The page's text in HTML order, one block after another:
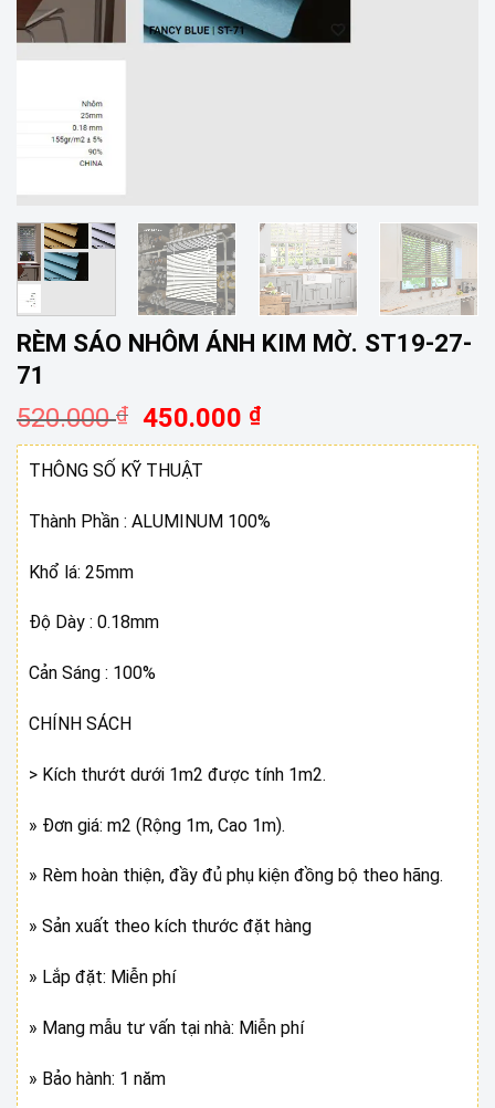
RÈM SÁO NHÔM ÁNH KIM MỜ. ST19-27-
71
520.000₫
Giá
gốc
là:
450.000 ₫Giá
hiện
450.000 ₫.
THÔNG SỐ KỸ THUẬT
Thành Phần : ALUMINUM 100%
Khổ lá: 25mm
Độ Dày : 0.18mm
Cản Sáng : 100%
CHÍNH SÁCH
> Kích thướt dưới 1m2 được tính 1m2.
» Đơn giá: m2 (Rộng 1m, Cao 1m).
» Rèm hoàn thiện, đầy đủ phụ kiện đồng bộ theo hãng.
» Sản xuất theo kích thước đặt hàng
» Lắp đặt: Miễn phí
» Mang mẫu tư vấn tại nhà: Miễn phí
» Bảo hành: 1 năm